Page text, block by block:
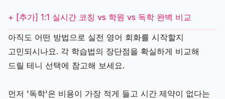
+ [추가] 1:1 실시간 코칭 vs 학원 vs 독학 완벽 비교
아직도 어떤 방법으로 실전 영어 회화를 시작할지
고민되시나요. 각 학습법의 장단점을 확실하게 비교해
드릴 테니 선택에 참고해 보세요.
먼저 '독학'은 비용이 가장 적게 들고 시간 제약이 없다는